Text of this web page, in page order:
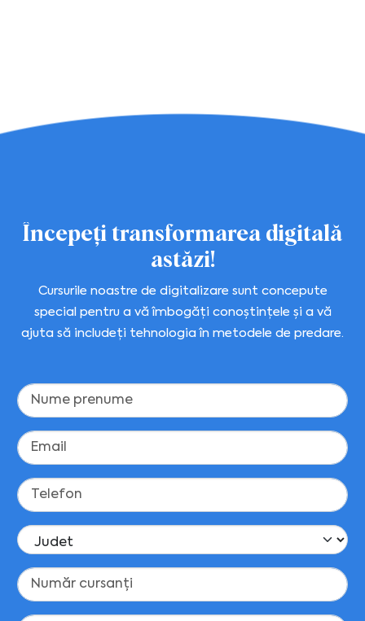
Începeți transformarea digitală
astăzi!
Cursurile noastre de digitalizare sunt concepute
special pentru a vă îmbogăți conoștințele și a vă
ajuta să includeți tehnologia în metodele de predare.